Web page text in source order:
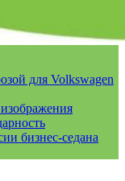
для Volkswagen
бизнес-седана